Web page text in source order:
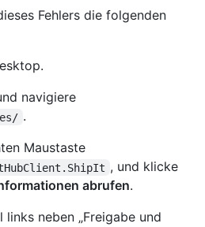
Fehlers die folgenden
navigiere
.
Maustaste
, und klicke
abrufen.
neben „Freigabe und